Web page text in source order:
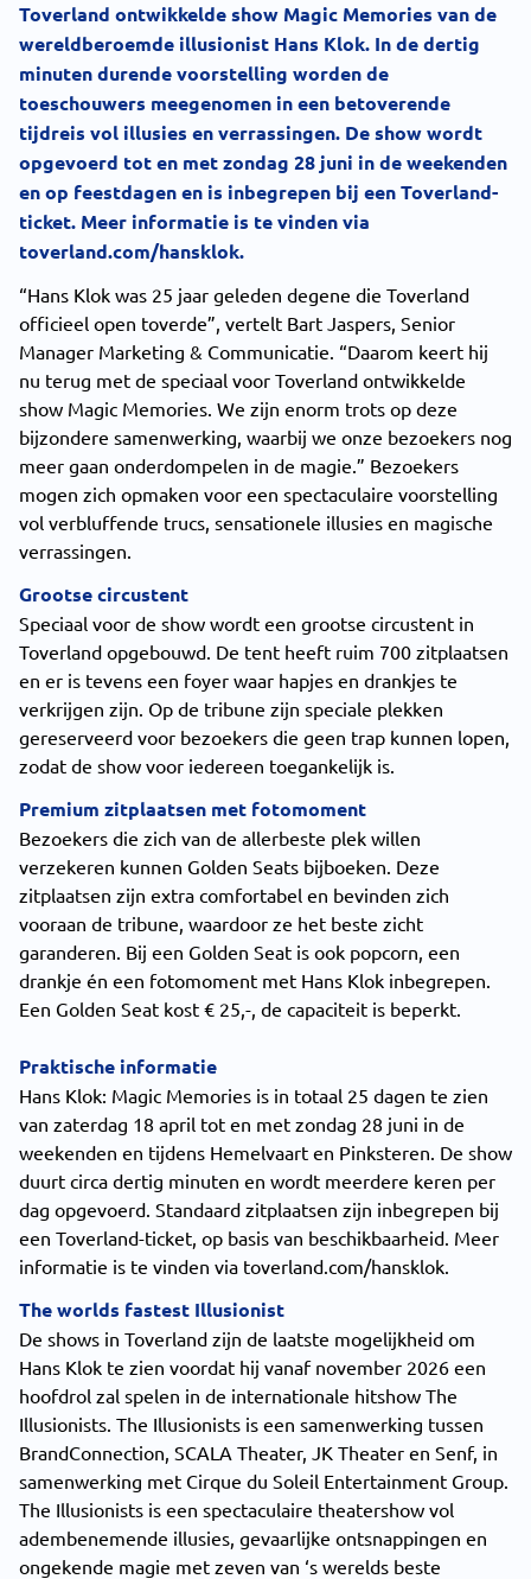
Toverland ontwikkelde show Magic Memories van de
wereldberoemde illusionist Hans Klok. In de dertig
minuten durende voorstelling worden de
toeschouwers meegenomen in een betoverende
tijdreis vol illusies en verrassingen. De show wordt
opgevoerd tot en met zondag 28 juni in de weekenden
en op feestdagen en is inbegrepen bij een Toverland-
ticket. Meer informatie is te vinden via
toverland.com/hansklok.
“Hans Klok was 25 jaar geleden degene die Toverland
officieel open toverde”, vertelt Bart Jaspers, Senior
Manager Marketing & Communicatie. “Daarom keert hij
nu terug met de speciaal voor Toverland ontwikkelde
show Magic Memories. We zijn enorm trots op deze
bijzondere samenwerking, waarbij we onze bezoekers nog
meer gaan onderdompelen in de magie.” Bezoekers
mogen zich opmaken voor een spectaculaire voorstelling
vol verbluffende trucs, sensationele illusies en magische
verrassingen.
Grootse circustent
Speciaal voor de show wordt een grootse circustent in
Toverland opgebouwd. De tent heeft ruim 700 zitplaatsen
en er is tevens een foyer waar hapjes en drankjes te
verkrijgen zijn. Op de tribune zijn speciale plekken
gereserveerd voor bezoekers die geen trap kunnen lopen,
zodat de show voor iedereen toegankelijk is.
Premium zitplaatsen met fotomoment
Bezoekers die zich van de allerbeste plek willen
verzekeren kunnen Golden Seats bijboeken. Deze
zitplaatsen zijn extra comfortabel en bevinden zich
vooraan de tribune, waardoor ze het beste zicht
garanderen. Bij een Golden Seat is ook popcorn, een
drankje én een fotomoment met Hans Klok inbegrepen.
Een Golden Seat kost € 25,-, de capaciteit is beperkt.
Praktische informatie
Hans Klok: Magic Memories is in totaal 25 dagen te zien
van zaterdag 18 april tot en met zondag 28 juni in de
weekenden en tijdens Hemelvaart en Pinksteren. De show
duurt circa dertig minuten en wordt meerdere keren per
dag opgevoerd. Standaard zitplaatsen zijn inbegrepen bij
een Toverland-ticket, op basis van beschikbaarheid. Meer
informatie is te vinden via toverland.com/hansklok.
The worlds fastest Illusionist
De shows in Toverland zijn de laatste mogelijkheid om
Hans Klok te zien voordat hij vanaf november 2026 een
hoofdrol zal spelen in de internationale hitshow The
Illusionists. The Illusionists is een samenwerking tussen
BrandConnection, SCALA Theater, JK Theater en Senf, in
samenwerking met Cirque du Soleil Entertainment Group.
The Illusionists is een spectaculaire theatershow vol
adembenemende illusies, gevaarlijke ontsnappingen en
ongekende magie met zeven van ‘s werelds beste